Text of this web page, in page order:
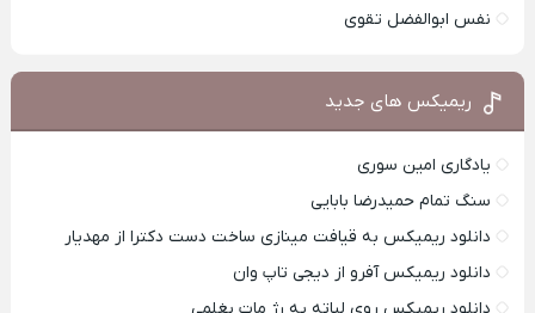
نفس ابوالفضل تقوی
ریمیکس های جدید
یادگاری امین سوری
سنگ تمام حمیدرضا بابایی
دانلود ریمیکس به قیافت مینازی ساخت دست دکترا از مهدیار
دانلود ریمیکس آفرو از ديجی تاپ وان
دانلود ریمیکس روی لباته یه رژ مات بغلمی